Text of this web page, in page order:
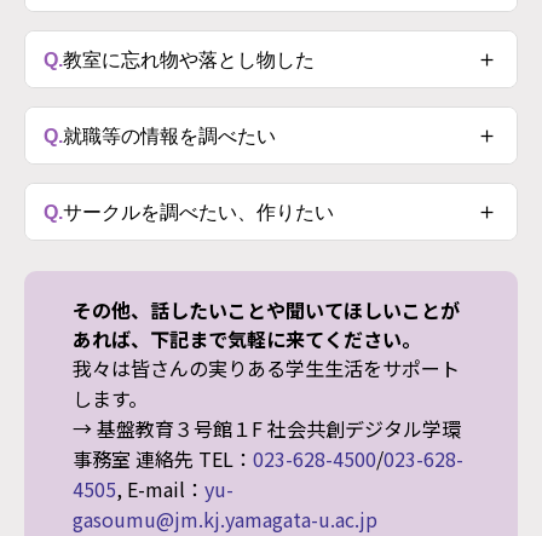
→学生相談
→ 基盤教育３号館１F 社会共創デジタル学環事務室
連絡先 TEL：023-628-4500/023-628-4505, E-mail：
yu-gasoumu@jm.kj.yamagata-u.ac.jp
→ 学割証について/TEL: 023-628-4121
当）
Q.教室に忘れ物や落とし物した ＋
→ 学生センター /TEL：
当）
Q.就職等の情報を調べたい ＋
キャリアサポートセンター
TEL：023-628-4128E-mail：yu-gssyushi＠
jm.kj.yamagatau.ac.jp
Q.サークルを調べたい、作りたい ＋
A.→サークル⼀覧
その他、話したいことや聞いてほしいことが
あれば、下記まで気軽に来てください。
我々は皆さんの実りある学⽣⽣活をサポート
します。
→ 基盤教育３号館１F 社会共創デジタル学環
事務室 連絡先 TEL： 023-628-4500/023-628-
4505, E-mail： yu-
gasoumu@jm.kj.yamagata-u.ac.jp